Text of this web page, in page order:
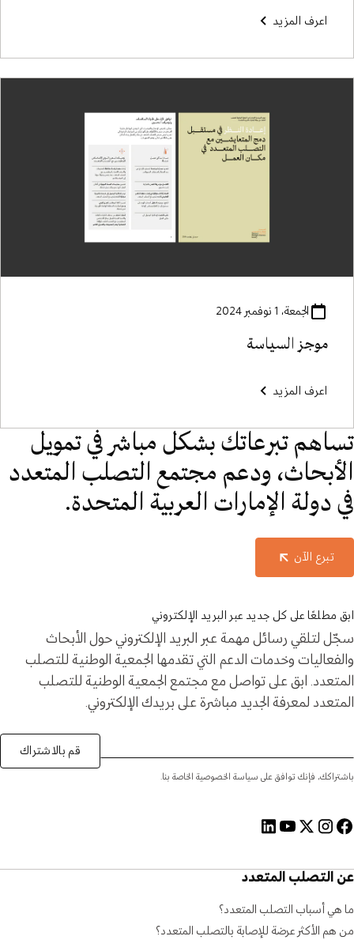
اعرف المزيد
الجمعة، 1 نوفمبر 2024
موجز السياسة
اعرف المزيد
تساهم تبرعاتك بشكل مباشر في تمويل
الأبحاث، ودعم مجتمع التصلب المتعدد
في دولة الإمارات العربية المتحدة.
تبرع الآن
ابق مطلعًا على كل جديد عبر البريد الإلكتروني
سجّل لتلقي رسائل مهمة عبر البريد الإلكتروني حول الأبحاث
والفعاليات وخدمات الدعم التي تقدمها الجمعية الوطنية للتصلب
المتعدد. ابق على تواصل مع مجتمع الجمعية الوطنية للتصلب
المتعدد لمعرفة الجديد مباشرة على بريدك الإلكتروني.
باشتراكك، فإنك توافق على سياسة الخصوصية الخاصة بنا.
قم بالاشتراك
عن التصلب المتعدد
ما هي أسباب التصلب المتعدد؟
من هم الأكثر عرضة للإصابة بالتصلب المتعدد؟